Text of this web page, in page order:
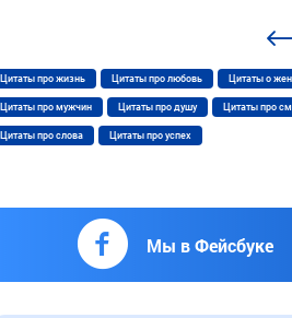
Цитаты про жизнь Цитаты про любовь Цитаты о
Цитаты про мужчин Цитаты про душу Цитаты про
Цитаты про слова Цитаты про успех
Мы в Фейсбуке